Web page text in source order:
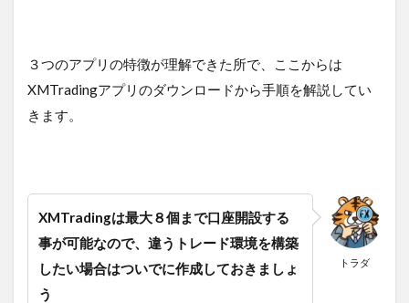
３つのアプリの特徴が理解できた所で、ここからは
XMTradingアプリのダウンロードから手順を解説してい
きます。
トラダ
XMTradingは最大８個まで口座開設する
事が可能なので、違うトレード環境を構築
したい場合はついでに作成しておきましょ
う